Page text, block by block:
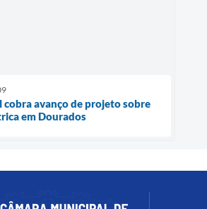
cobra avanço de projeto sobre
em Dourados